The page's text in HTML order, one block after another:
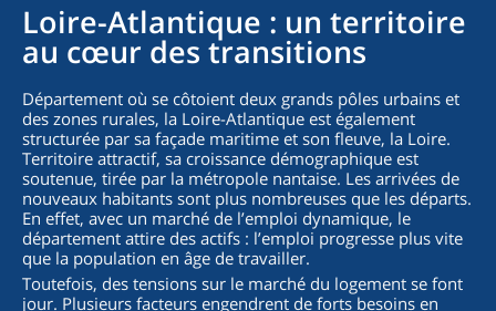
Loire-Atlantique : un territoire
au cœur des transitions
Département où se côtoient deux grands pôles urbains et
des zones rurales, la Loire-Atlantique est également
structurée par sa façade maritime et son fleuve, la Loire.
Territoire attractif, sa croissance démographique est
soutenue, tirée par la métropole nantaise. Les arrivées de
nouveaux habitants sont plus nombreuses que les départs.
En effet, avec un marché de l’emploi dynamique, le
département attire des actifs : l’emploi progresse plus vite
que la population en âge de travailler.
Toutefois, des tensions sur le marché du logement se font
jour. Plusieurs facteurs engendrent de forts besoins en